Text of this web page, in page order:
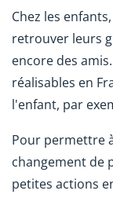
Chez les
retrouver leurs
encore des
réalisables en
l'enfant, par
Pour permettre
changement de
petites actions